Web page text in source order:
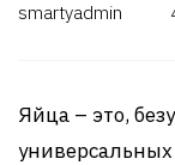
smartyadmin
Яйца – это,